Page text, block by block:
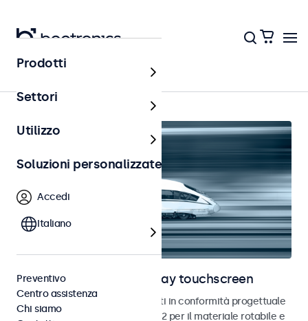
Home
Monitor ferroviari e display touchscreen
Monitor e touchscreen sviluppati in conformità progettuale
alle norme EN 50155 e EN 45545-2 per il materiale rotabile e
Prodotti
Settori
Utilizzo
Soluzioni personalizzate
Accedi
Italiano
Preventivo
Centro assistenza
Chi siamo